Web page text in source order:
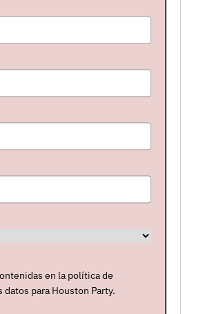
en la política de
para Houston Party.